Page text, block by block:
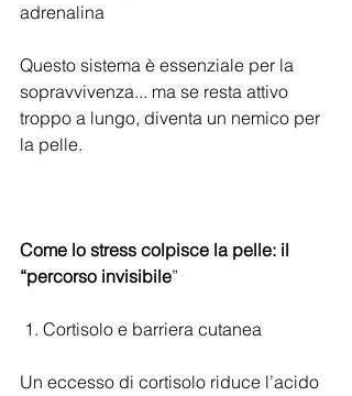
adrenalina
Questo sistema è essenziale per la
sopravvivenza... ma se resta attivo
troppo a lungo, diventa un nemico per
la pelle.
Come lo stress colpisce la pelle: il
“percorso invisibile”
1. Cortisolo e barriera cutanea
Un eccesso di cortisolo riduce l’acido